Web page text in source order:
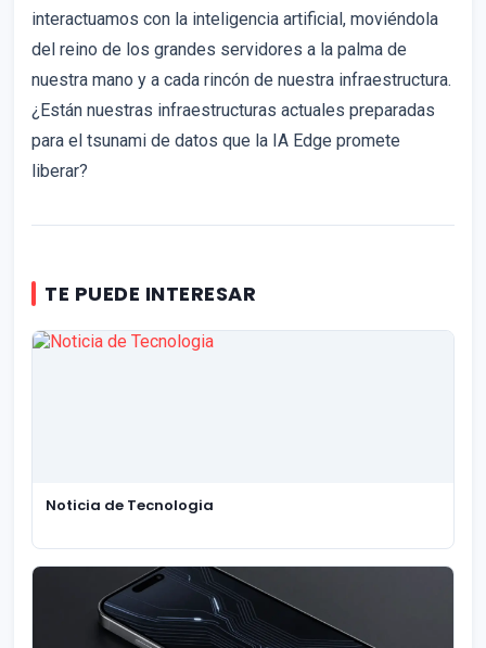
interactuamos con la inteligencia artificial, moviéndola
del reino de los grandes servidores a la palma de
nuestra mano y a cada rincón de nuestra infraestructura.
¿Están nuestras infraestructuras actuales preparadas
para el tsunami de datos que la IA Edge promete
liberar?
TE PUEDE INTERESAR
Noticia de Tecnologia